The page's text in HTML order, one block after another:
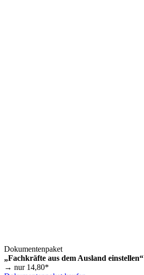
Dokumentenpaket
„Fachkräfte aus dem Ausland einstellen“
→ nur 14,80*